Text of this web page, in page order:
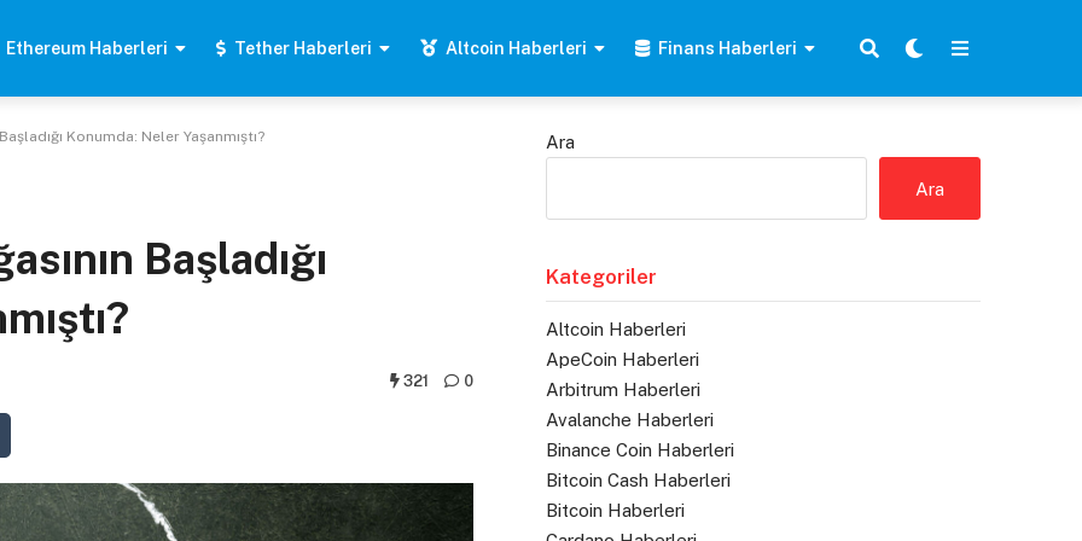
Ethereum Haberleri Tether Haberleri Altcoin Haberleri Finans Haberleri
Konumda: Neler Yaşanmıştı?
Başladığı
321 0
Ara
Ara
Kategoriler
Altcoin Haberleri
ApeCoin Haberleri
Arbitrum Haberleri
Avalanche Haberleri
Binance Coin Haberleri
Bitcoin Cash Haberleri
Bitcoin Haberleri